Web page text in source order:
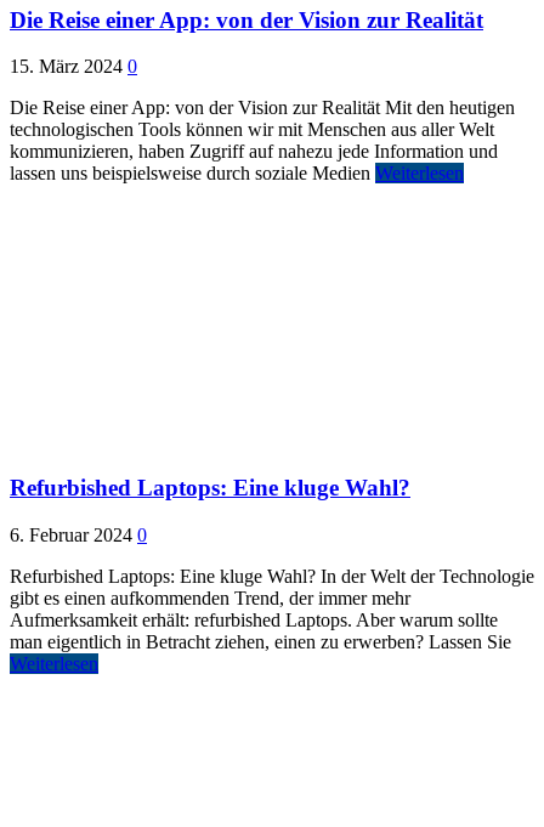
Die Reise einer App: von der Vision zur Realität
15. März 2024 0
Die Reise einer App: von der Vision zur Realität Mit den heutigen
technologischen Tools können wir mit Menschen aus aller Welt
kommunizieren, haben Zugriff auf nahezu jede Information und
lassen uns beispielsweise durch soziale Medien Weiterlesen
Refurbished Laptops: Eine kluge Wahl?
6. Februar 2024 0
Refurbished Laptops: Eine kluge Wahl? In der Welt der Technologie
gibt es einen aufkommenden Trend, der immer mehr
Aufmerksamkeit erhält: refurbished Laptops. Aber warum sollte
man eigentlich in Betracht ziehen, einen zu erwerben? Lassen Sie
Weiterlesen